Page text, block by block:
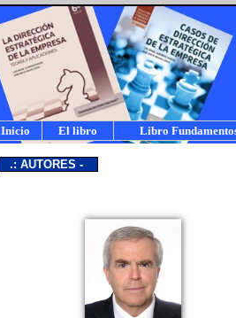
.: AUTORES -
Inicio El libro Libro